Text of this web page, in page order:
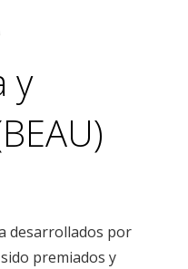
y
desarrollados por
premiados y